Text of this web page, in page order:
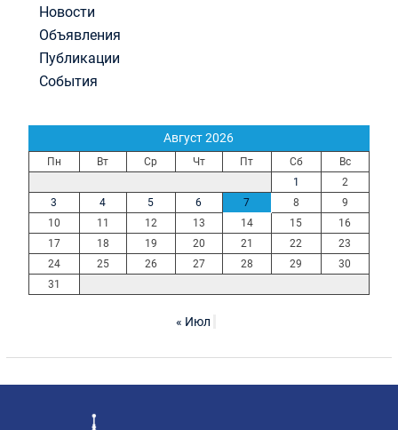
Новости
Объявления
Публикации
События
Август 2026
Пн Вт Ср Чт Пт Сб
Вс
1
2
3
4 5 6 7 8
9
10
11 12 13 14 15
16
17
18 19 20 21 22
23
24
25 26 27 28 29
30
31
« Июл